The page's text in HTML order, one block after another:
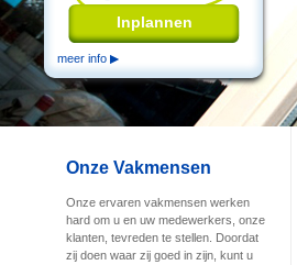
Inplannen
meer info
Onze Vakmensen
Onze ervaren vakmensen werken
hard om u en uw medewerkers, onze
klanten, tevreden te stellen. Doordat
zij doen waar zij goed in zijn, kunt u